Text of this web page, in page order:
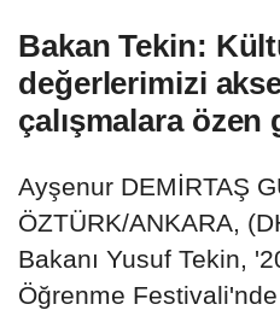
Bakan Tekin:
değerlerimizi
çalışmalara
Ayşenur DEMİRTAŞ
ÖZTÜRK/ANKARA,
Bakanı Yusuf Tekin,
Öğrenme